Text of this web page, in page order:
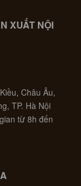
XUẤT NỘI
Châu Âu,
TP. Hà Nội
từ 8h đến